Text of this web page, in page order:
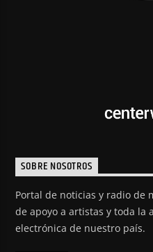
SOBRE NOSOTROS
Portal de noticias y radio de
de apoyo a artistas y toda la
electrónica de nuestro país.